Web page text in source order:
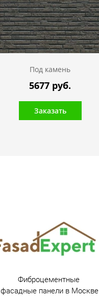
Под камень
5677 руб.
Заказать
Фиброцементные
фасадные панели в Москве